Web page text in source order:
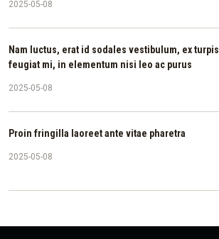
2025-05-08
Nam luctus, erat id sodales vestibulum, ex turpis
feugiat mi, in elementum nisi leo ac purus
2025-05-08
Proin fringilla laoreet ante vitae pharetra
2025-05-08